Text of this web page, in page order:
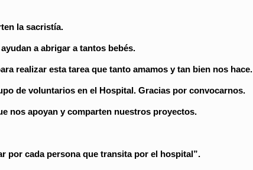
la sacristía.
a abrigar a tantos bebés.
realizar esta tarea que tanto amamos y tan bien nos hace.
de voluntarios en el Hospital. Gracias por convocarnos.
nos apoyan y comparten nuestros proyectos.
por cada persona que transita por el hospital”.